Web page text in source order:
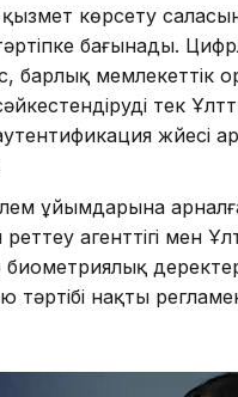
көрсету
тәртіпке бағынады.
барлық мемлекеттік
тек
жүйесі
ұйымдарына
агенттігі мен
биометриялық
нақты